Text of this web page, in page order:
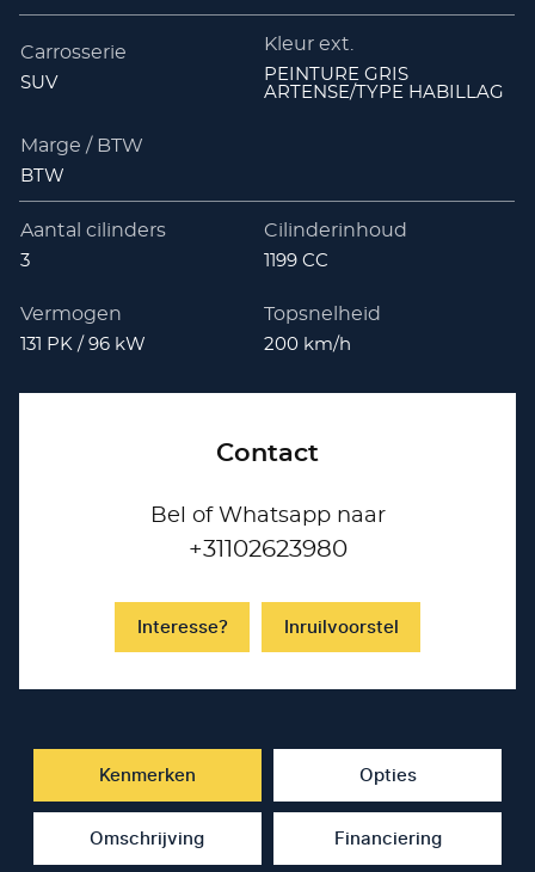
Carrosserie
SUV
Kleur ext.
PEINTURE GRIS
ARTENSE/TYPE HABILLAG
Marge / BTW
BTW
Aantal cilinders
3
Cilinderinhoud
1199 CC
Vermogen
131 PK / 96 kW
Topsnelheid
200 km/h
Contact
Bel of Whatsapp naar
+31102623980
Interesse? Inruilvoorstel
Kenmerken Opties
Omschrijving Financiering